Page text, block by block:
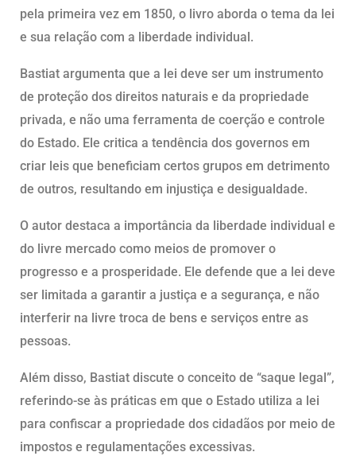
pela primeira vez em 1850, o livro aborda o tema da lei
e sua relação com a liberdade individual.
Bastiat argumenta que a lei deve ser um instrumento
de proteção dos direitos naturais e da propriedade
privada, e não uma ferramenta de coerção e controle
do Estado. Ele critica a tendência dos governos em
criar leis que beneficiam certos grupos em detrimento
de outros, resultando em injustiça e desigualdade.
O autor destaca a importância da liberdade individual e
do livre mercado como meios de promover o
progresso e a prosperidade. Ele defende que a lei deve
ser limitada a garantir a justiça e a segurança, e não
interferir na livre troca de bens e serviços entre as
pessoas.
Além disso, Bastiat discute o conceito de “saque legal”,
referindo-se às práticas em que o Estado utiliza a lei
para confiscar a propriedade dos cidadãos por meio de
impostos e regulamentações excessivas.